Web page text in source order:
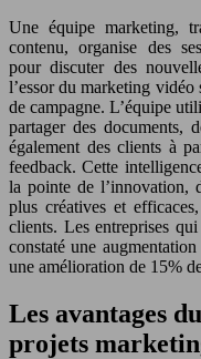
Une équipe marketing,
contenu, organise des
pour discuter des
l’essor du marketing
de campagne. L’équipe
partager des documents,
également des clients à
feedback. Cette
la pointe de l’innovation,
plus créatives et
clients. Les entreprises
constaté une
une amélioration de 15%
Les avantages
projets